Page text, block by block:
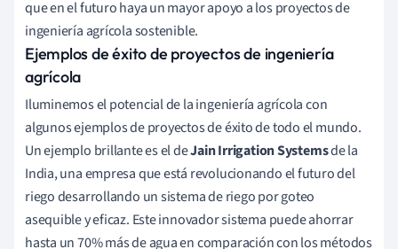
que en el futuro haya un mayor apoyo a los proyectos de
ingeniería agrícola sostenible.
Ejemplos de éxito de proyectos de ingeniería
agrícola
Iluminemos el potencial de la ingeniería agrícola con
algunos ejemplos de proyectos de éxito de todo el mundo.
Un ejemplo brillante es el deJain Irrigation Systemsde la
India, una empresa que está revolucionando el futuro del
riego desarrollando un sistema de riego por goteo
asequible y eficaz. Este innovador sistema puede ahorrar
hasta un 70% más de agua en comparación con los métodos